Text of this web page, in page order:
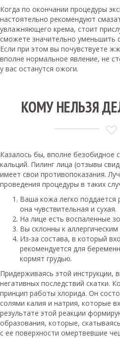
Когда по окончании процедуры
настоятельно рекомендуют
увлажняющего крема, стоит
сможете значительно уменьшить
Если при этом вы почувствуете
вполне нормальное явление, не
у вас останутся ожоги.
КОМУ НЕЛЬЗЯ
Казалось бы, вполне безобидное
кальций. Пилинг лица (отзывы
имеет свои противопоказания.
проведения процедуры в таких
Ваша кожа легко
она чувствительная и сухая.
На лице есть воспаленные
Вы склонны к аллергическим
Из-за состава, в который
рекомендуется для
кормят грудью.
Придерживаясь этой инструкции,
негативных последствий скатки.
принцип работы хлорида. Он
солями калия и натрия, которые
результате этой реакции
образования, которые,
с ее поверхности омертвевшие